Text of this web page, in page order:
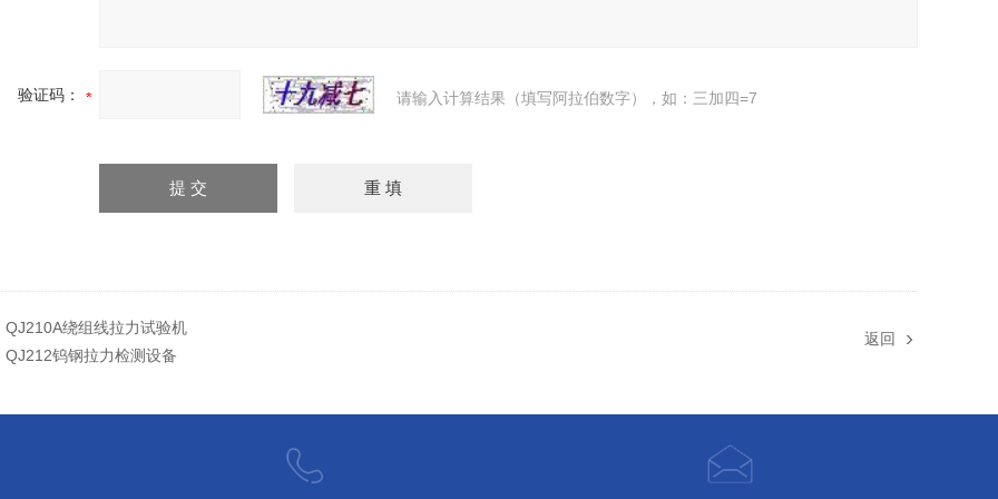
验证码： 请输入计算结果（填写阿拉伯数字），如：三加四=7
QJ210A绕组线拉力试验机
QJ212钨钢拉力检测设备
返回